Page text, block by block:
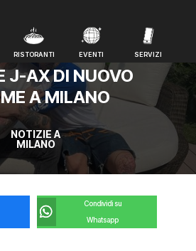
RISTORANTI EVENTI SERVIZI
RISTORANTI EVENTI SERVIZI
J-AX DI NUOVO
A MILANO
NOTIZIE A
MILANO
Condividi su
Whatsapp